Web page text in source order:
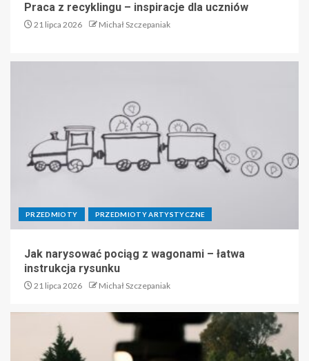
Praca z recyklingu – inspiracje dla uczniów
21 lipca 2026 Michał Szczepaniak
PRZEDMIOTY PRZEDMIOTY ARTYSTYCZNE
Jak narysować pociąg z wagonami – łatwa
instrukcja rysunku
21 lipca 2026 Michał Szczepaniak